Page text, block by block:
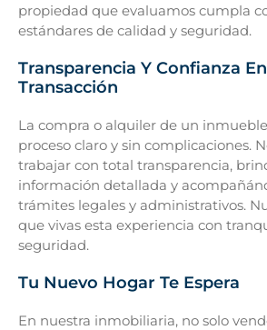
propiedad que evaluamos cumpla
estándares de calidad y seguridad.
Transparencia Y Confianza
Transacción
La compra o alquiler de un
proceso claro y sin complicaciones.
trabajar con total transparencia,
información detallada y
trámites legales y administrativos.
que vivas esta experiencia con
seguridad.
Tu Nuevo Hogar Te Espera
En nuestra inmobiliaria, no solo